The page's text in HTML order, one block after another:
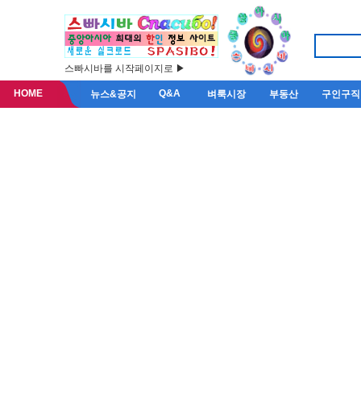
스빠시바를 시작페이지로 ▶
HOME 뉴스&공지 Q&A 벼룩시장 부동산 구인구직